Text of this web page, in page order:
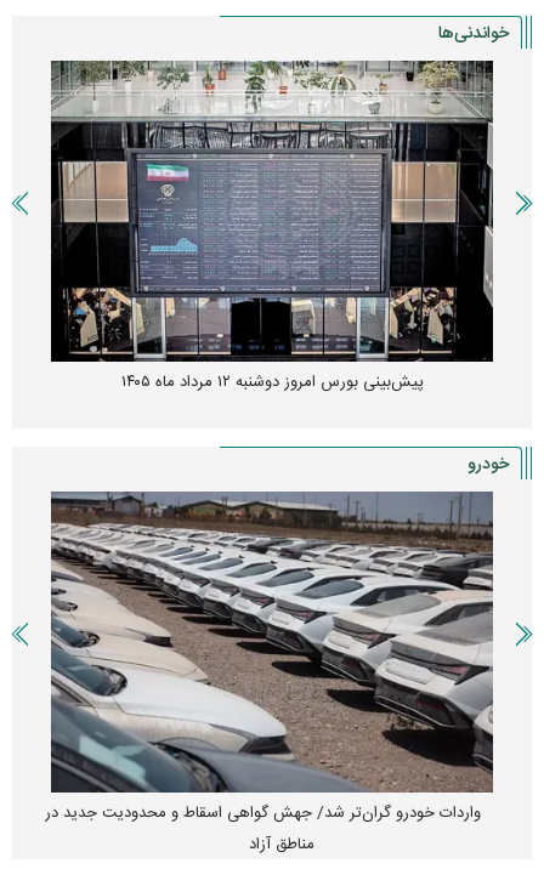
خواندنی‌ها
پیش‌بینی بورس امروز دوشنبه ۱۲ مرداد ماه ۱۴۰۵
خودرو
واردات خودرو گران‌تر شد/ جهش گواهی اسقاط و محدودیت جدید در
مناطق آزاد